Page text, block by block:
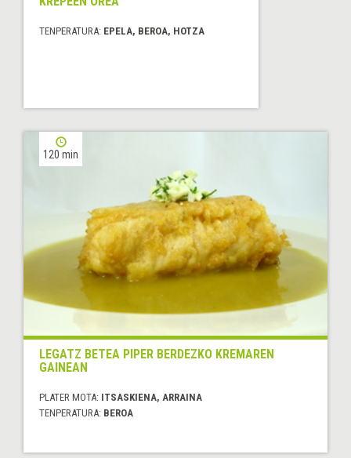
TENPERATURA: EPELA, BEROA, HOTZA
120 min
LEGATZ BETEA PIPER BERDEZKO KREMAREN
GAINEAN
PLATER MOTA: ITSASKIENA, ARRAINA
TENPERATURA: BEROA